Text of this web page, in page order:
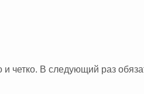
четко. В следующий раз